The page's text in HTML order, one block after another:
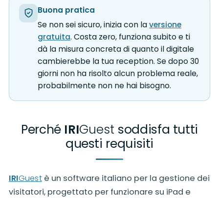
Buona pratica
Se non sei sicuro, inizia con laversione
gratuita. Costa zero, funziona subito e ti
dà la misura concreta di quanto il digitale
cambierebbe la tua reception. Se dopo 30
giorni non ha risolto alcun problema reale,
probabilmente non ne hai bisogno.
Perché IRIGuest soddisfa tutti
questi requisiti
IRIGuestè un software italiano per la gestione dei
visitatori, progettato per funzionare su iPad e